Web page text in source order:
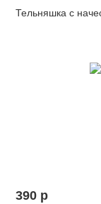
Тельняшка с
390 p